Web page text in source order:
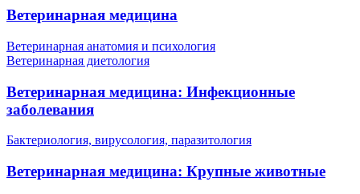
Ветеринарная медицина
Ветеринарная анатомия и психология
Ветеринарная диетология
Ветеринарная медицина: Инфекционные
заболевания
Бактериология, вирусология, паразитология
Ветеринарная медицина: Крупные животные